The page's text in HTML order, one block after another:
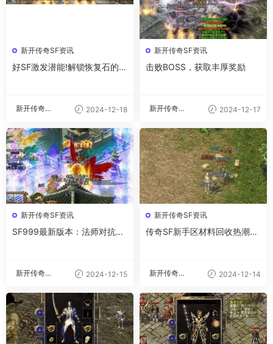
新开传奇SF资讯
好SF激发潜能!解锁恢复石的强
新开传奇私
2024-12-18
新开传奇SF资讯
击败BOSS，获取丰厚奖励
新开传奇私
2024-12-17
新开传奇SF资讯
SF999最新版本：法师对抗道
新开传奇私
2024-12-15
新开传奇SF资讯
传奇SF新手区材料回收热潮：
新开传奇私
2024-12-14